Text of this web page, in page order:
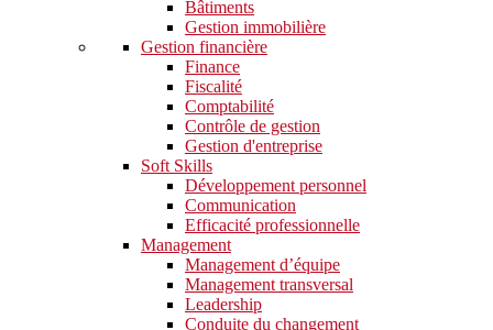
Bâtiments
Gestion immobilière
Gestion financière
Finance
Fiscalité
Comptabilité
Contrôle de gestion
Gestion d'entreprise
Soft Skills​
Développement personnel
Communication
Efficacité professionnelle
Management
Management d’équipe
Management transversal
Leadership
Conduite du changement